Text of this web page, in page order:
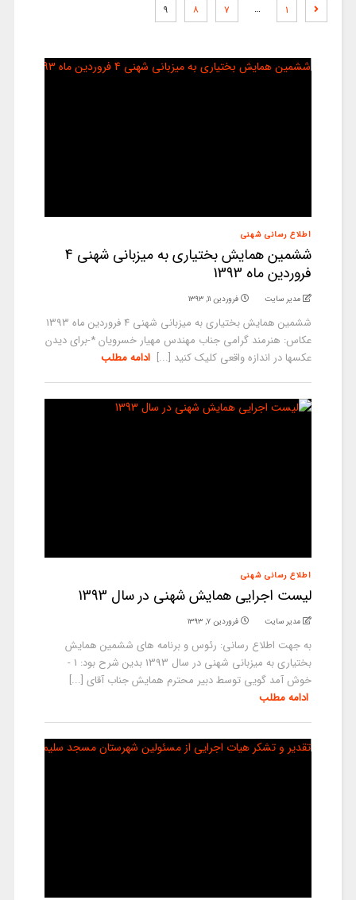
۱ … ۷ ۸ ۹
اطلاع رسانی شهنی
ششمین همایش بختیاری به میزبانی شهنی 4
فروردین ماه 1393
مدیر سایت فروردین ۱۱, ۱۳۹۳
ششمین همایش بختیاری به میزبانی شهنی 4 فروردین ماه 1393
عکاس: هنرمند گرامی جناب مهندس مهیار خسرویان *-برای دیدن
عکسها در اندازه واقعی کلیک کنید [...] ادامه مطلب
اطلاع رسانی شهنی
لیست اجرایی همایش شهنی در سال 1393
مدیر سایت فروردین ۷, ۱۳۹۳
به جهت اطلاع رسانی: رئوس و برنامه های ششمین همایش
بختیاری به میزبانی شهنی در سال 1393 بدین شرح بود: 1 -
خوش آمد گویی توسط دبیر محترم همایش جناب آقای [...]
ادامه مطلب